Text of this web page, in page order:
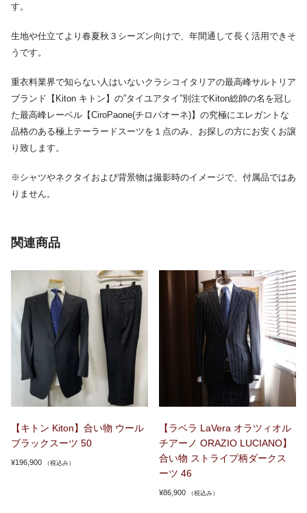
す。
生地や仕立てより春夏秋３シーズン向けで、年間通して長く活用できそ
うです。
重衣料業界で知らない人はいないクラシコイタリアの最高峰サルトリア
ブランド【Kiton キトン】の”タイユアタイ”別注でKiton総帥の名を冠し
た最高峰レーベル【CiroPaone(チロパオーネ)】の究極にエレガントな
品格のある極上テーラードスーツを１点のみ、お探しの方にお安くお譲
り致します。
※シャツやネクタイおよび背景物は撮影時のイメージで、付属品ではあ
りません。
関連商品
【キトン Kiton】合い物 ウール
ブラックスーツ 50
¥196,900 （税込み）
【ラベラ LaVera オラツィオル
チアーノ ORAZIO LUCIANO】
合い物 ストライプ柄ダークス
ーツ 46
¥86,900 （税込み）